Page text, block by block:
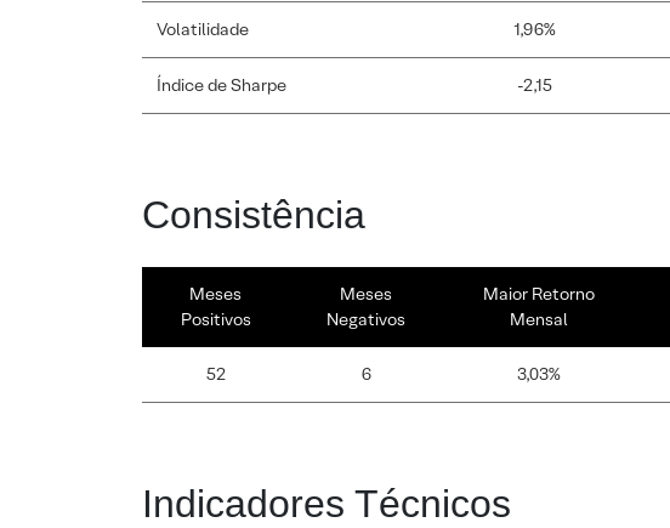
Volatilidade 1,96%
Índice de Sharpe -2,15
Consistência
Meses
Positivos
Meses
Negativos
Maior Retorno
Mensal
52 6 3,03%
Indicadores Técnicos